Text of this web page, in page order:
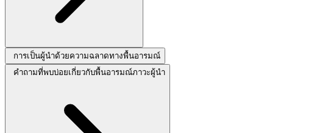
การเป็นผู้นำด้วยความฉลาดทางพื้นอารมณ์
คำถามที่พบบ่อยเกี่ยวกับพื้นอารมณ์ภาวะผู้นำ